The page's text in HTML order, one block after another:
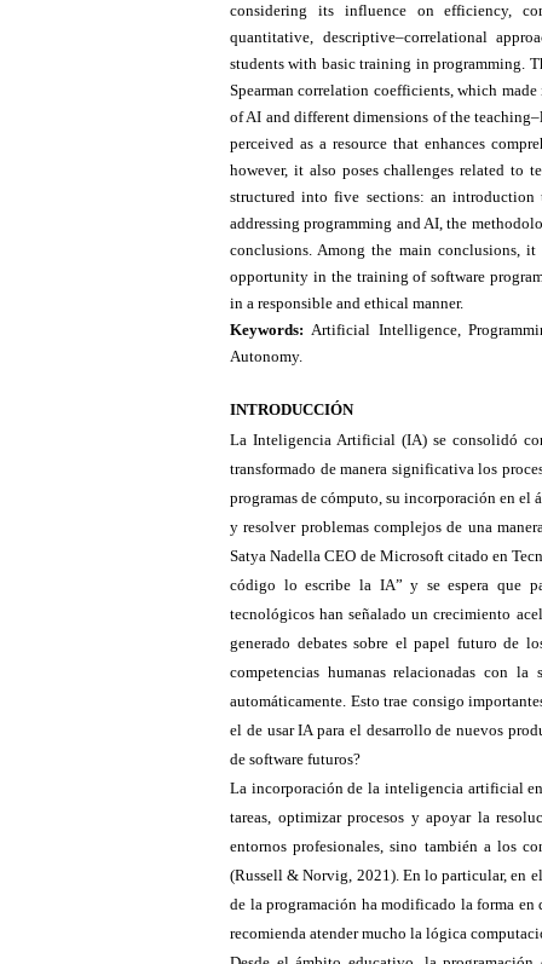
considering its influence on efficiency,
quantitative, descriptive–correlational
students with basic training in programming.
Spearman correlation coefficients, which
of AI and different dimensions of the
perceived as a resource that enhances
however, it also poses challenges related to
structured into five sections: an introduction
addressing programming and AI, the
conclusions. Among the main conclusions,
opportunity in the training of software
in a responsible and ethical manner.
Keywords: Artificial Intelligence,
Autonomy.
INTRODUCCIÓN
La Inteligencia Artificial (IA) se consolidó
transformado de manera significativa los
programas de cómputo, su incorporación en el
y resolver problemas complejos de una
Satya Nadella CEO de Microsoft citado en
código lo escribe la IA” y se espera que
tecnológicos han señalado un crecimiento
generado debates sobre el papel futuro de
competencias humanas relacionadas con
automáticamente. Esto trae consigo
el de usar IA para el desarrollo de nuevos
de software futuros?
La incorporación de la inteligencia artificial
tareas, optimizar procesos y apoyar la
entornos profesionales, sino también a los
(Russell & Norvig, 2021). En lo particular, en
de la programación ha modificado la forma en
recomienda atender mucho la lógica